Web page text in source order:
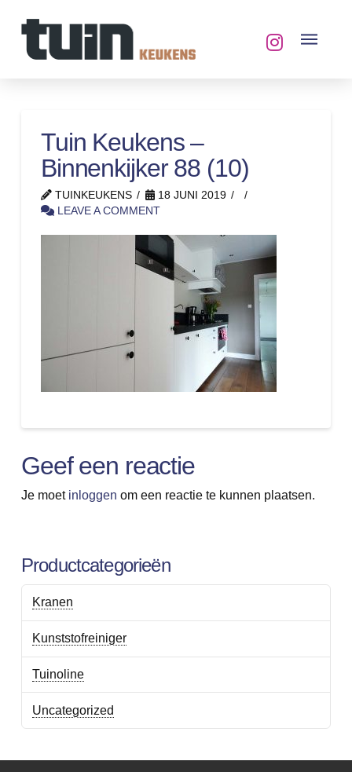
Tuin Keukens –
Binnenkijker 88 (10)
TUINKEUKENS
18 JUNI 2019
LEAVE A COMMENT
Geef een reactie
Je moet inloggen om een reactie te kunnen plaatsen.
Productcategorieën
Kranen
Kunststofreiniger
Tuinoline
Uncategorized